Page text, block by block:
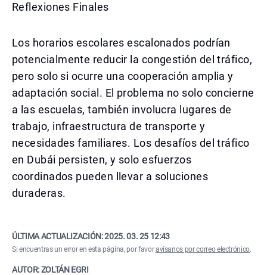
Reflexiones Finales
Los horarios escolares escalonados podrían
potencialmente reducir la congestión del tráfico,
pero solo si ocurre una cooperación amplia y
adaptación social. El problema no solo concierne
a las escuelas, también involucra lugares de
trabajo, infraestructura de transporte y
necesidades familiares. Los desafíos del tráfico
en Dubái persisten, y solo esfuerzos
coordinados pueden llevar a soluciones
duraderas.
ÚLTIMA ACTUALIZACIÓN:2025. 03. 25 12:43
Si encuentras un error en esta página, por favoravísanos por correo electrónico.
AUTOR: ZOLTÁN EGRI